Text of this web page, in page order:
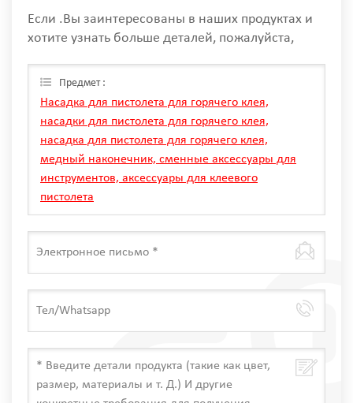
Если .Вы заинтересованы в наших продуктах и
хотите узнать больше деталей, пожалуйста,
только мы Can.
Предмет :
Насадка для пистолета для горячего клея,
насадки для пистолета для горячего клея,
насадка для пистолета для горячего клея,
медный наконечник, сменные аксессуары для
инструментов, аксессуары для клеевого
пистолета